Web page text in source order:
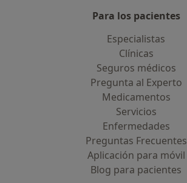
Para los pacientes
Especialistas
Clínicas
Seguros médicos
Pregunta al Experto
Medicamentos
Servicios
Enfermedades
Preguntas Frecuentes
Aplicación para móvil
Blog para pacientes